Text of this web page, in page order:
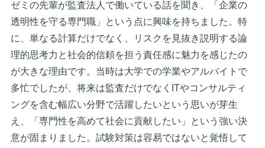
ゼミの先輩が監査法人で働いている話を聞き、「企業の
透明性を守る専門職」という点に興味を持ちました。特
に、単なる計算だけでなく、リスクを見抜き説明する論
理的思考力と社会的信頼を担う責任感に魅力を感じたの
が大きな理由です。当時は大学での学業やアルバイトで
多忙でしたが、将来は監査だけでなくITやコンサルティ
ングを含む幅広い分野で活躍したいという思いが芽生
え、「専門性を高めて社会に貢献したい」という強い決
意が固まりました。試験対策は容易ではないと覚悟して